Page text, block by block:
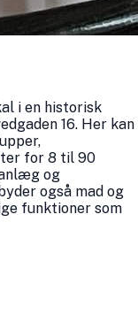
i en historisk
16. Her kan
for 8 til 90
og
også mad og
funktioner som